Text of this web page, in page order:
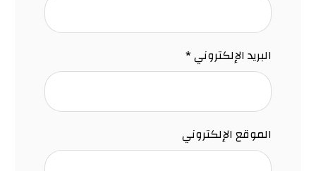
البريد الإلكتروني*
الموقع الإلكتروني